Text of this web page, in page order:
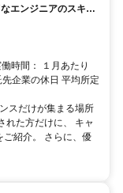
エンジニアのスキル
時間： １月あたり
企業の休日 平均所定
スだけが集まる場所
れた方だけに、 キャ
ご紹介。 さらに、優